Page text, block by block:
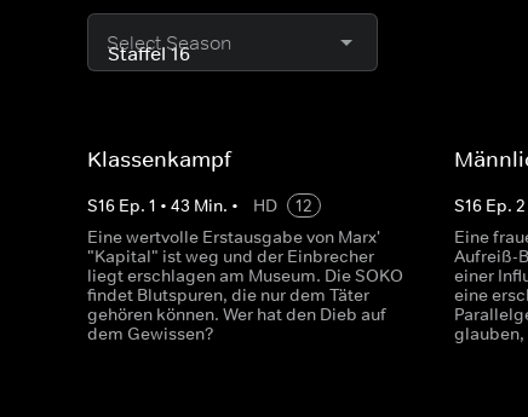
Select Season
Klassenkampf
S16 Ep. 1 • 43 Min. • HD
12
Eine wertvolle Erstausgabe von Marx'
"Kapital" ist weg und der Einbrecher
liegt erschlagen am Museum. Die SOKO
findet Blutspuren, die nur dem Täter
gehören können. Wer hat den Dieb auf
dem Gewissen?
S16 Ep.2
Eine
Aufreiß-
einer
eine
glauben,